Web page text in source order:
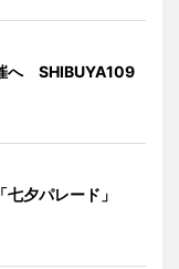
へ SHIBUYA109
七夕パレード」